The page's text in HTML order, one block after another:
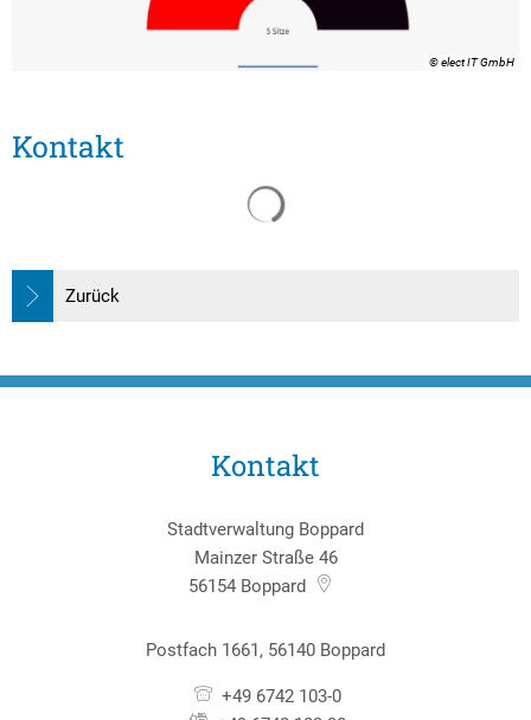
© elect IT GmbH
Kontakt
Zurück
Kontakt
Stadtverwaltung Boppard
Mainzer Straße 46
56154 Boppard
Postfach 1661, 56140 Boppard
+49 6742 103-0